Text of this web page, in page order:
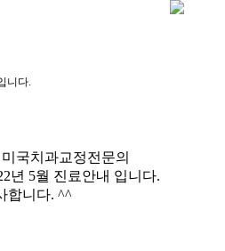
니다.
국치과교정전문의
년 5월 진료안내 입니다.
합니다. ^^